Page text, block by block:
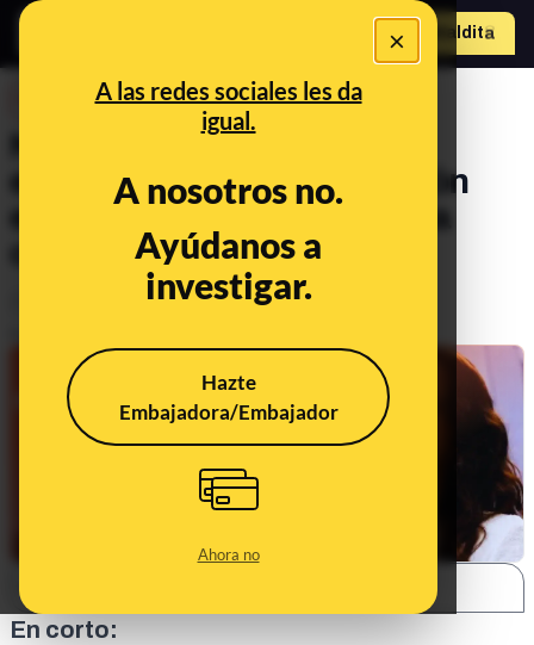
×
A las redes sociales les da
igual.
A nosotros no.
Ayúdanos a
investigar.
Hazte
Embajadora/Embajador
Ahora no
Hazte Maldito
FALSO
No, este supuesto
enfrentamiento en televisión
entre Rosalía y Ayuso no ha
ocurrido
FALSO
En corto: